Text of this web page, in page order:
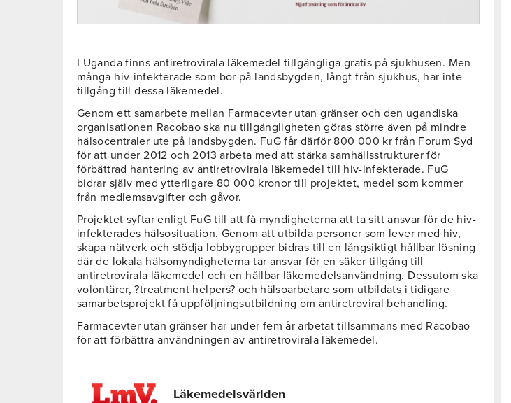
I Uganda finns antiretrovirala läkemedel tillgängliga gratis på sjukhusen. Men
många hiv-infekterade som bor på landsbygden, långt från sjukhus, har inte
tillgång till dessa läkemedel.
Genom ett samarbete mellan Farmacevter utan gränser och den ugandiska
organisationen Racobao ska nu tillgängligheten göras större även på mindre
hälsocentraler ute på landsbygden. FuG får därför 800 000 kr från Forum Syd
för att under 2012 och 2013 arbeta med att stärka samhällsstrukturer för
förbättrad hantering av antiretrovirala läkemedel till hiv-infekterade. FuG
bidrar själv med ytterligare 80 000 kronor till projektet, medel som kommer
från medlemsavgifter och gåvor.
Projektet syftar enligt FuG till att få myndigheterna att ta sitt ansvar för de hiv-
infekterades hälsosituation. Genom att utbilda personer som lever med hiv,
skapa nätverk och stödja lobbygrupper bidras till en långsiktigt hållbar lösning
där de lokala hälsomyndigheterna tar ansvar för en säker tillgång till
antiretrovirala läkemedel och en hållbar läkemedelsanvändning. Dessutom ska
volontärer, ?treatment helpers? och hälsoarbetare som utbildats i tidigare
samarbetsprojekt få uppföljningsutbildning om antiretroviral behandling.
Farmacevter utan gränser har under fem år arbetat tillsammans med Racobao
för att förbättra användningen av antiretrovirala läkemedel.
Läkemedelsvärlden